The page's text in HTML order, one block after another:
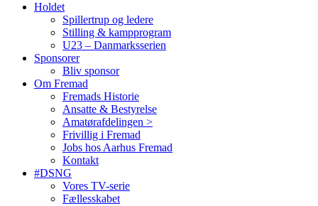
Holdet
Spillertrup og ledere
Stilling & kampprogram
U23 – Danmarksserien
Sponsorer
Bliv sponsor
Om Fremad
Fremads Historie
Ansatte & Bestyrelse
Amatørafdelingen >
Frivillig i Fremad
Jobs hos Aarhus Fremad
Kontakt
#DSNG
Vores TV-serie
Fællesskabet